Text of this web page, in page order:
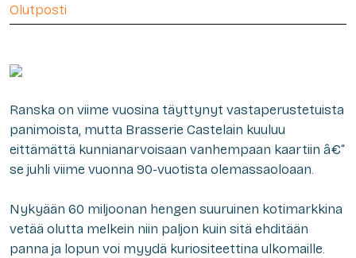
Olutposti
Ranska on viime vuosina täyttynyt vastaperustetuista
panimoista, mutta Brasserie Castelain kuuluu
eittämättä kunnianarvoisaan vanhempaan kaartiin â€“
se juhli viime vuonna 90-vuotista olemassaoloaan.
Nykyään 60 miljoonan hengen suuruinen kotimarkkina
vetää olutta melkein niin paljon kuin sitä ehditään
panna ja lopun voi myydä kuriositeettina ulkomaille.